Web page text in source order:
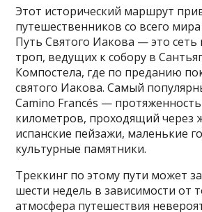
Этот исторический маршрут
путешественников со всего
Путь Святого Иакова — это сеть
троп, ведущих к собору в
Компостела, где по преданию
святого Иакова. Самый
Camino Francés —
километров, проходящий через
испанские пейзажи, маленькие
культурные памятники.
Треккинг по этому пути может
шести недель в зависимости от
атмосфера путешествия